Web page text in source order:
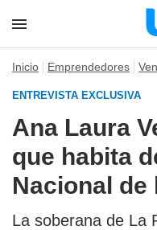
Inicio Emprendedores
ENTREVISTA EXCLUSIVA
Ana Laura
que habita
Nacional de
La soberana de La